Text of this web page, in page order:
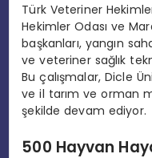
Türk Veteriner
Hekimler Odası ve
başkanları, yangın
ve veteriner sağlık
Bu çalışmalar, Dicle
ve il tarım ve orman
şekilde devam ediyor.
500 Hayvan